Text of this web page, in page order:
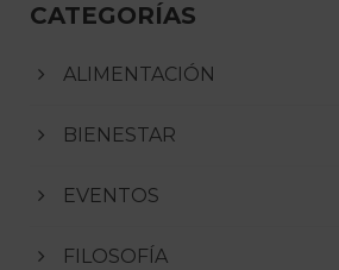
CATEGORÍAS
ALIMENTACIÓN
BIENESTAR
EVENTOS
FILOSOFÍA